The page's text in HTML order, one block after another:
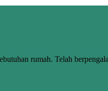
rumah. Telah